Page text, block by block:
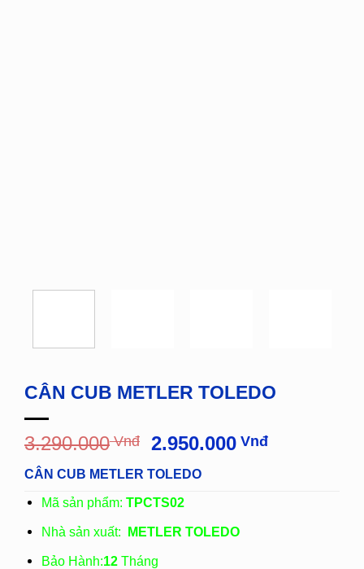
CÂN CUB METLER TOLEDO
3.290.000Vnđ
Giá
là:
3.290.000
2.950.000 VnđGiá
CÂN CUB METLER TOLEDO
Mã sản phẩm: TPCTS02
Nhà sản xuất: METLER TOLEDO
Bảo Hành:12Tháng